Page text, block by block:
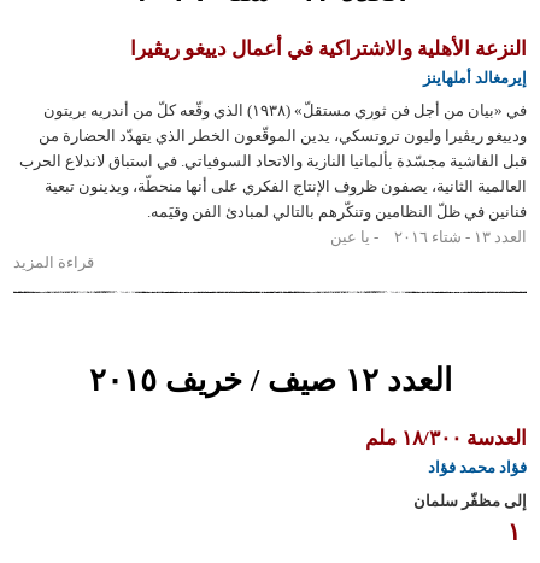
الأهلية والاشتراكية في أعمال دييغو ريڤيرا
أملهاينز
في «بيان من أجل فن ثوري مستقلّ» (١٩٣٨) الذي وقّعه كلّ من أندريه بريتون
ريڤيرا وليون تروتسكي، يدين الموقّعون الخطر الذي يتهدّد الحضارة من
مجسّدة بألمانيا النازية والاتحاد السوفياتي. في استباق لاندلاع الحرب
الثانية، يصفون ظروف الإنتاج الفكري على أنها منحطّة، ويدينون تبعية
ظلّ النظامين وتنكّرهم بالتالي لمبادئ الفن وقيَمه.
يا عين
قراءة المزيدحول
النزعة
العدد ١٢ صيف / خريف ٢٠١٥
ملم
فؤاد
سلمان